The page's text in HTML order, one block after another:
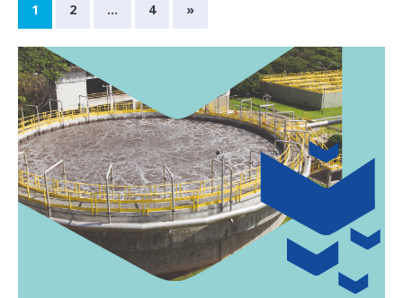
1 2 … 4 »